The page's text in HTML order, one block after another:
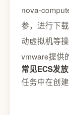
nova-
参，进行下
动虚拟机等
vmware提供
常见ECS发
任务中在创